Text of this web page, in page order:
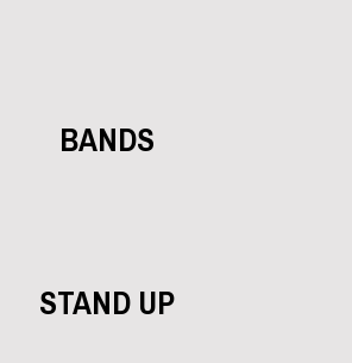
BANDS
STAND UP